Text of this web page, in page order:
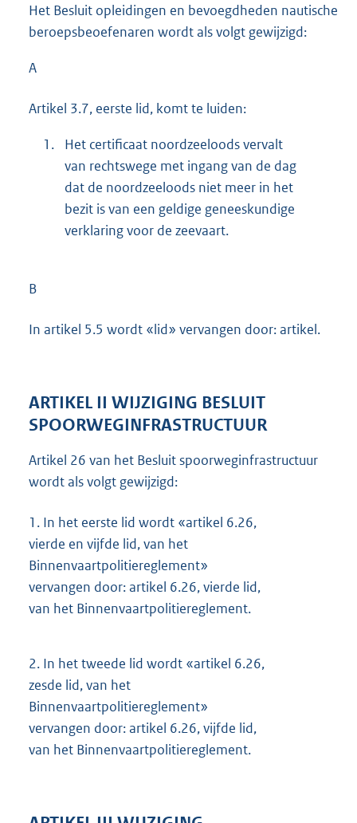
Het Besluit opleidingen en bevoegdheden nautische
beroepsbeoefenaren wordt als volgt gewijzigd:
A
Artikel 3.7, eerste lid, komt te luiden:
1.
Het certificaat noordzeeloods vervalt
van rechtswege met ingang van de dag
dat de noordzeeloods niet meer in het
bezit is van een geldige geneeskundige
verklaring voor de zeevaart.
B
In artikel 5.5 wordt «lid» vervangen door: artikel.
ARTIKEL II WIJZIGING BESLUIT
SPOORWEGINFRASTRUCTUUR
Artikel 26 van het Besluit spoorweginfrastructuur
wordt als volgt gewijzigd:
1. In het eerste lid wordt «artikel 6.26,
vierde en vijfde lid, van het
Binnenvaartpolitiereglement»
vervangen door: artikel 6.26, vierde lid,
van het Binnenvaartpolitiereglement.
2. In het tweede lid wordt «artikel 6.26,
zesde lid, van het
Binnenvaartpolitiereglement»
vervangen door: artikel 6.26, vijfde lid,
van het Binnenvaartpolitiereglement.